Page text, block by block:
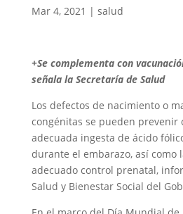
Mar 4, 2021 | salud
+Se complementa con
señala la Secretaría de Salud
Los defectos de nacimiento o
congénitas se pueden prevenir
adecuada ingesta de ácido
durante el embarazo, así como
adecuado control prenatal,
Salud y Bienestar Social del